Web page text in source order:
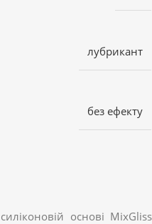
лубрикант
без ефекту
основі MixGliss